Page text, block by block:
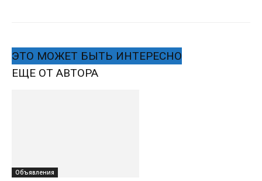
ЭТО МОЖЕТ БЫТЬ ИНТЕРЕСНО
ЕЩЕ ОТ АВТОРА
Объявления